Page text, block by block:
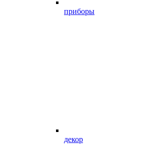
приборы
декор